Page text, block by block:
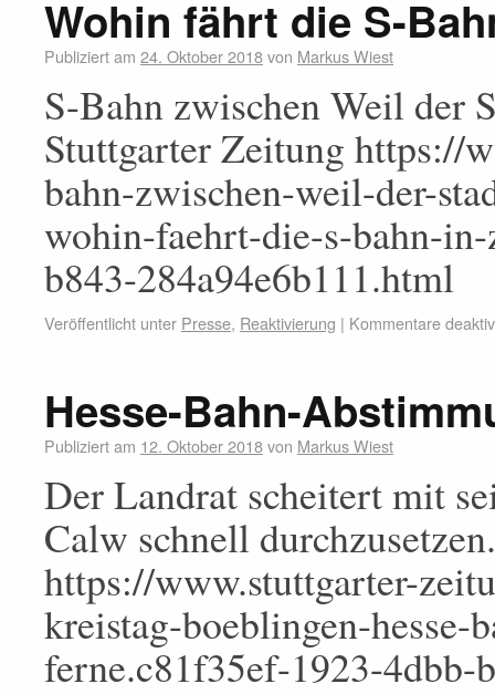
Wohin fährt die S-
Publiziert am 24. Oktober 2018von Markus Wiest
S-Bahn zwischen Weil der
Stuttgarter Zeitung https://
bahn-zwischen-weil-der-
wohin-faehrt-die-s-bahn-
b843-284a94e6b111.html
Veröffentlicht unter Presse, Reaktivierung | Kommentare
Hesse-Bahn-
Publiziert am 12. Oktober 2018von Markus Wiest
Der Landrat scheitert mit
Calw schnell
https://www.stuttgarter-
kreistag-boeblingen-
ferne.c81f35ef-1923-4dbb-